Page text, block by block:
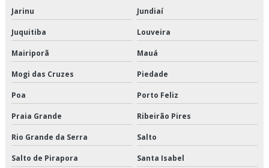
Serviço de entregas fracionadas
Serviço de logística de alimentos
Serviço de logística de alimentos congelados
Serviço de logística para perecíveis
Serviço de transporte de alimentos perecíveis
Serviço de transporte de climatizados
Jarinu Jundiaí
Juquitiba Louveira
Mairiporã Mauá
Mogi das Cruzes Piedade
Poa Porto Feliz
Praia Grande Ribeirão Pires
Rio Grande da Serra Salto
Salto de Pirapora Santa Isabel